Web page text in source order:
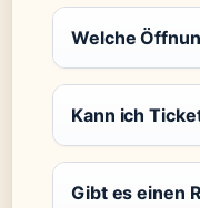
Welche
Kann ich
Gibt es einen